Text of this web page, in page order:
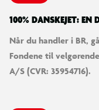
100% DANSKEJET: EN
Når du handler i BR,
Fondene til
A/S (CVR: 35954716).